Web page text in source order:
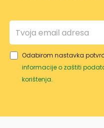
Odabirom nastavka
informacije o zaštiti
korištenja.